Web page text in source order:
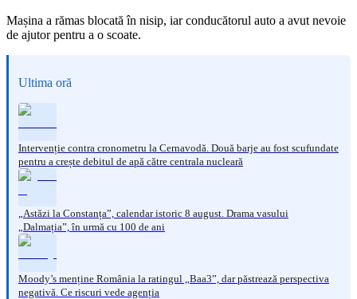
Mașina a rămas blocată în nisip, iar conducătorul auto a avut nevoie
de ajutor pentru a o scoate.
Ultima oră
Intervenție contra cronometru la Cernavodă. Două barje au fost scufundate
pentru a crește debitul de apă către centrala nucleară
„Astăzi la Constanța”, calendar istoric 8 august. Drama vasului
„Dalmația”, în urmă cu 100 de ani
Moody’s menține România la ratingul „Baa3”, dar păstrează perspectiva
negativă. Ce riscuri vede agenția